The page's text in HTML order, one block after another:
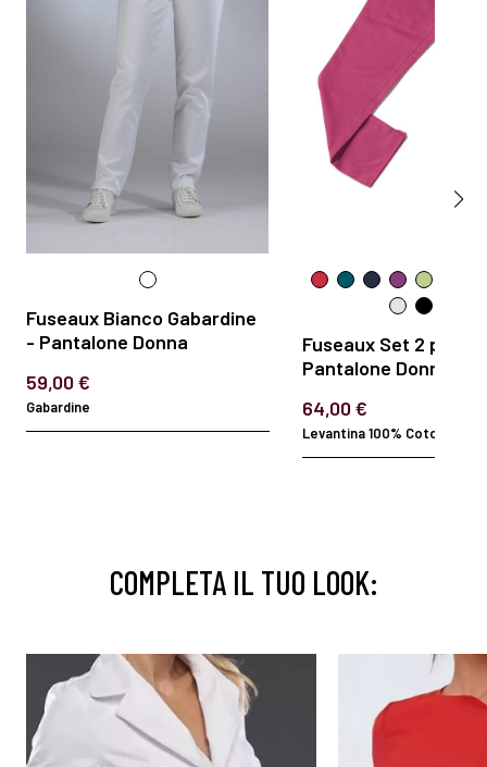
Fuseaux Bianco Gabardine
- Pantalone Donna
59,00 €
Gabardine
Fuseaux Set 2 pezzi
Pantalone Donna
64,00 €
Levantina 100% Cotone
COMPLETA IL TUO LOOK: